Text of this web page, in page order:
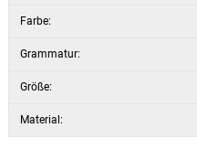
Farbe:
Grammatur:
Größe:
Material: